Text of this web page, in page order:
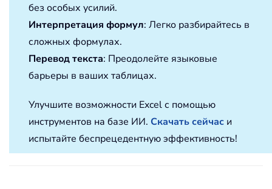
без особых усилий.
Интерпретация формул: Легко разбирайтесь в
сложных формулах.
Перевод текста: Преодолейте языковые
барьеры в ваших таблицах.
Улучшите возможности Excel с помощью
инструментов на базе ИИ. Скачать сейчас и
испытайте беспрецедентную эффективность!